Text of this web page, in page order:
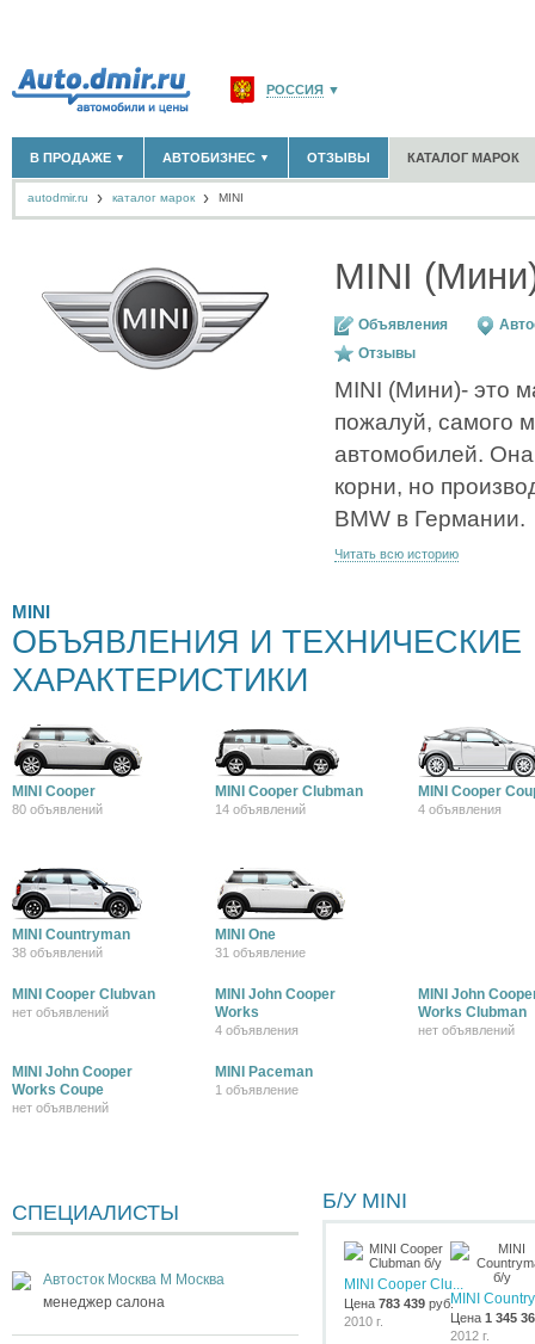
РОССИЯ ▼
САНКТ-ПЕТЕРБУРГ И ОБЛАСТЬ(14298)
СЕВАСТОПОЛЬ (11)
СПИСОК ВСЕХ РЕГИОНОВ
В ПРОДАЖЕ ▼
НОВЫЕ АВТОМОБИЛИ(30122)
РАЗМЕСТИТЬ ОБЪЯВЛЕНИЕ
АВТОБИЗНЕС ▼
ОФИЦИАЛЬНЫЕ ДИЛЕРЫ
ГРУЗОПЕРЕВОЗКИ
ТАКСИ(278)
ЗАПЧАСТИ(848)
ЗАПРАВКИ
АРЕНДА
ДОБАВИТЬ КОМПАНИЮ
ОТЗЫВЫ КАТАЛОГ МАРОК
autodmir.ru каталог марок MINI
MINI
Объявления
Отзывы
MINI (Мини)- это
пожалуй, самого
автомобилей.
корни, но
BMW в Германии.
Читать всю историю
MINI
ОБЪЯВЛЕНИЯ И ТЕХНИЧЕСКИЕ
ХАРАКТЕРИСТИКИ
MINI Cooper
80 объявлений
MINI Cooper Clubman
14 объявлений
MINI Cooper
4 объявления
MINI Countryman
38 объявлений
MINI One
31 объявление
MINI Cooper Clubvan
нет объявлений
MINI John Cooper
Works
4 объявления
MINI John
Works Clubman
нет объявлений
MINI John Cooper
Works Coupe
нет объявлений
MINI Paceman
1 объявление
СПЕЦИАЛИСТЫ
Автосток Москва М Москва
менеджер салона
Б/У MINI
MINI Cooper Clu...
Цена 783 439 руб.
2010 г.
MINI
Цена 1 345
2012 г.